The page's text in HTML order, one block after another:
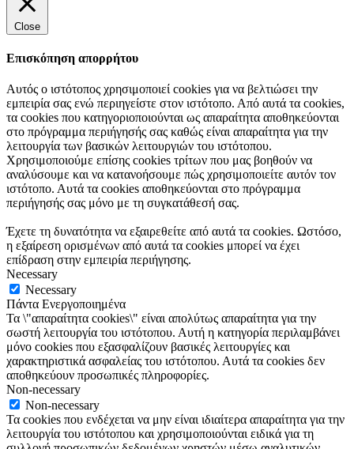
Close
Επισκόπηση απορρήτου
Αυτός ο ιστότοπος χρησιμοποιεί cookies για να βελτιώσει την
εμπειρία σας ενώ περιηγείστε στον ιστότοπο. Από αυτά τα cookies,
τα cookies που κατηγοριοποιούνται ως απαραίτητα αποθηκεύονται
στο πρόγραμμα περιήγησής σας καθώς είναι απαραίτητα για την
λειτουργία των βασικών λειτουργιών του ιστότοπου.
Χρησιμοποιούμε επίσης cookies τρίτων που μας βοηθούν να
αναλύσουμε και να κατανοήσουμε πώς χρησιμοποιείτε αυτόν τον
ιστότοπο. Αυτά τα cookies αποθηκεύονται στο πρόγραμμα
περιήγησής σας μόνο με τη συγκατάθεσή σας.
Έχετε τη δυνατότητα να εξαιρεθείτε από αυτά τα cookies. Ωστόσο,
η εξαίρεση ορισμένων από αυτά τα cookies μπορεί να έχει
επίδραση στην εμπειρία περιήγησης.
Necessary
Necessary
Πάντα Ενεργοποιημένα
Τα \"απαραίτητα cookies\" είναι απολύτως απαραίτητα για την
σωστή λειτουργία του ιστότοπου. Αυτή η κατηγορία περιλαμβάνει
μόνο cookies που εξασφαλίζουν βασικές λειτουργίες και
χαρακτηριστικά ασφαλείας του ιστότοπου. Αυτά τα cookies δεν
αποθηκεύουν προσωπικές πληροφορίες.
Non-necessary
Non-necessary
Τα cookies που ενδέχεται να μην είναι ιδιαίτερα απαραίτητα για την
λειτουργία του ιστότοπου και χρησιμοποιούνται ειδικά για τη